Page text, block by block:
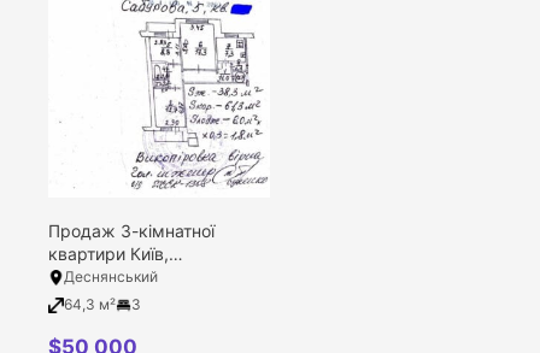
Продаж 3-кімнатної
квартири Київ,
Деснянський район,
Сержа Лифаря вулиця, 5
Деснянський
64,3 м²
3
$50 000